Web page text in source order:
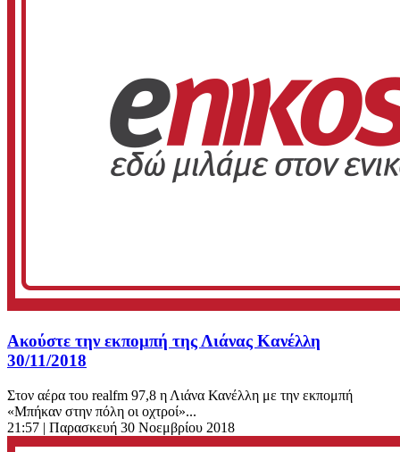
Ακούστε την εκπομπή της Λιάνας Κανέλλη
30/11/2018
Στον αέρα του realfm 97,8 η Λιάνα Κανέλλη με την εκπομπή
«Μπήκαν στην πόλη οι οχτροί»...
21:57 | Παρασκευή 30 Νοεμβρίου 2018